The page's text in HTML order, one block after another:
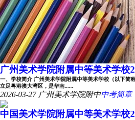
广州美术学院附属中等美术学校
一、学校简介 广州美术学院附属中等美术学校（以下简
立足粤港澳大湾区，是华南......
2026-03-27 广州美术学院附中中考简章
中国美术学院附属中等美术学校